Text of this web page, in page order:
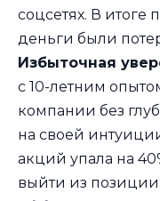
соцсетях. В итоге
деньги были
Избыточная
с 10-летним
компании без
на своей
акций упала на
выйти из позиции.